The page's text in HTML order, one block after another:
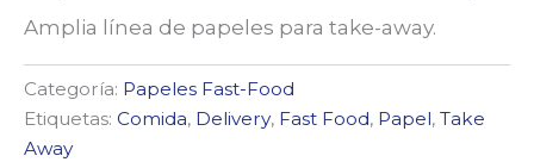
Amplia línea de papeles para take-away.
Categoría: Papeles Fast-Food
Etiquetas: Comida, Delivery, Fast Food, Papel, Take
Away